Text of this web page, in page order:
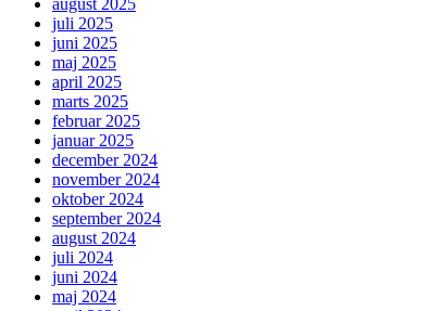
juli 2025
juni 2025
maj 2025
april 2025
marts 2025
februar 2025
januar 2025
december 2024
november 2024
oktober 2024
september 2024
august 2024
juli 2024
juni 2024
maj 2024